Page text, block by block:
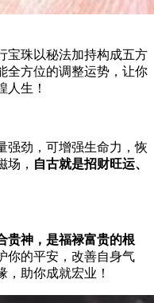
宝珠以秘法加持构成五方
全方位的调整运势，让你
人生！
强劲，可增强生命力，恢
场， 自古就是招财旺运、
贵神，是福禄富贵的根
你的平安，改善自身气
助你成就宏业！